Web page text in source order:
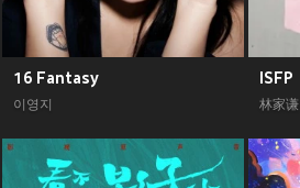
16 Fantasy
이영지
ISFP
林家谦